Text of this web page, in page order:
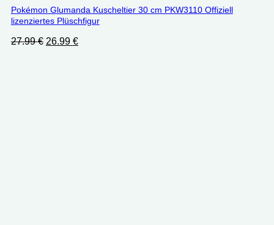
Pokémon Glumanda Kuscheltier 30 cm PKW3110 Offiziell
lizenziertes Plüschfigur
27.99€ Ursprünglicher
26.99 €Aktueller